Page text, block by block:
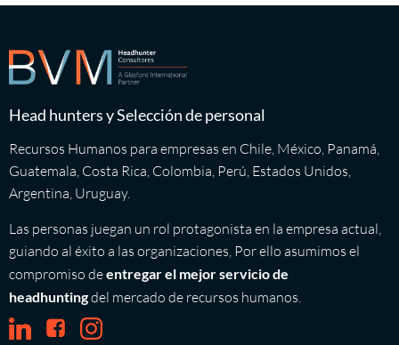
Head hunters y Selección de personal
Recursos Humanos para empresas en Chile, México, Panamá,
Guatemala, Costa Rica, Colombia, Perú, Estados Unidos,
Argentina, Uruguay.
Las personas juegan un rol protagonista en la empresa actual,
guiando al éxito a las organizaciones, Por ello asumimos el
compromiso deentregar el mejor servicio de
headhuntingdel mercado de recursos humanos.